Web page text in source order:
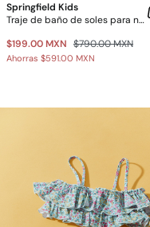
Springfield Kids
Traje de baño de soles para niña
$199.00 MXN $790.00 MXN
Ahorras $591.00 MXN